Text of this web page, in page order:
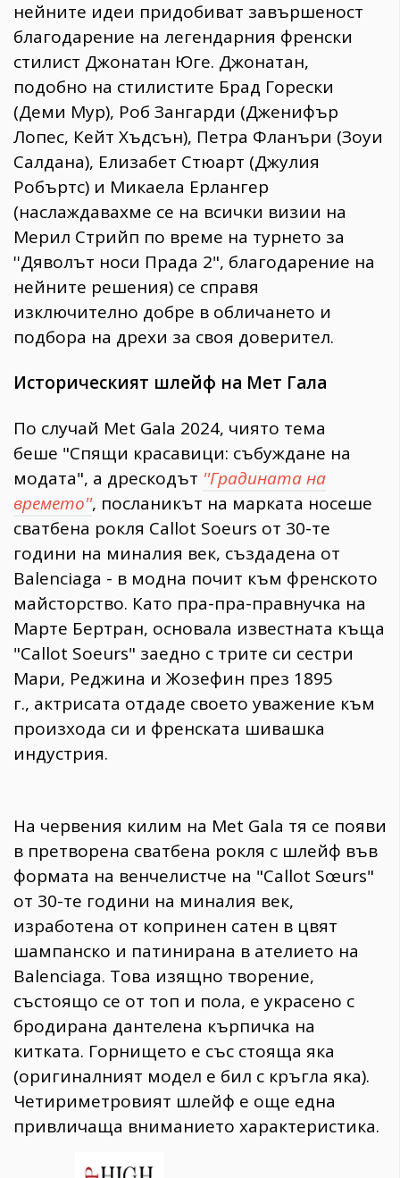
нейните идеи придобиват завършеност
благодарение на легендарния френски
стилист Джонатан Юге. Джонатан,
подобно на стилистите Брад Горески
(Деми Мур), Роб Зангарди (Дженифър
Лопес, Кейт Хъдсън), Петра Фланъри (Зоуи
Салдана), Елизабет Стюарт (Джулия
Робъртс) и Микаела Ерлангер
(наслаждавахме се на всички визии на
Мерил Стрийп по време на турнето за
''Дяволът носи Прада 2", благодарение на
нейните решения) се справя
изключително добре в обличането и
подбора на дрехи за своя доверител.
Историческият шлейф на Мет Гала
По случай Met Gala 2024, чиято тема
беше "Спящи красавици: събуждане на
модата", а дрескодът ''Градината на
времето'', посланикът на марката носеше
сватбена рокля Callot Soeurs от 30-те
години на миналия век, създадена от
Balenciaga - в модна почит към френското
майсторство. Като пра-пра-правнучка на
Марте Бертран, основала известната къща
"Callot Soeurs" заедно с трите си сестри
Мари, Реджина и Жозефин през 1895
г., актрисата отдаде своето уважение към
произхода си и френската шивашка
индустрия.
На червения килим на Met Gala тя се появи
в претворена сватбена рокля с шлейф във
формата на венчелистче на "Callot Sœurs"
от 30-те години на миналия век,
изработена от копринен сатен в цвят
шампанско и патинирана в ателието на
Balenciaga. Това изящно творение,
състоящо се от топ и пола, е украсено с
бродирана дантелена кърпичка на
китката. Горнището е със стояща яка
(оригиналният модел е бил с кръгла яка).
Четириметровият шлейф е още една
привличаща вниманието характеристика.